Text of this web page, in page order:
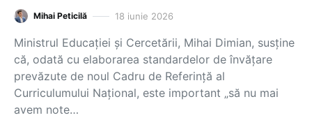
Mihai Peticilă 18 iunie 2026
Ministrul Educației și Cercetării, Mihai Dimian, susține
că, odată cu elaborarea standardelor de învățare
prevăzute de noul Cadru de Referință al
Curriculumului Național, este important „să nu mai
avem note…